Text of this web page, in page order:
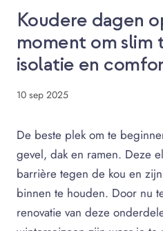
Koudere dagen
moment om slim
isolatie en
10 sep 2025
De beste plek om te
gevel, dak en ramen. Deze
barrière tegen de kou en
binnen te houden. Door nu
renovatie van deze